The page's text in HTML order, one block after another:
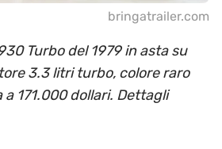
bringatrailer.com
Turbo del 1979 in asta su
3.3 litri turbo, colore raro
171.000 dollari. Dettagli